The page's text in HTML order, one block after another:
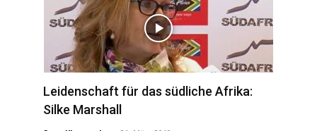
Leidenschaft für das südliche Afrika:
Silke Marshall